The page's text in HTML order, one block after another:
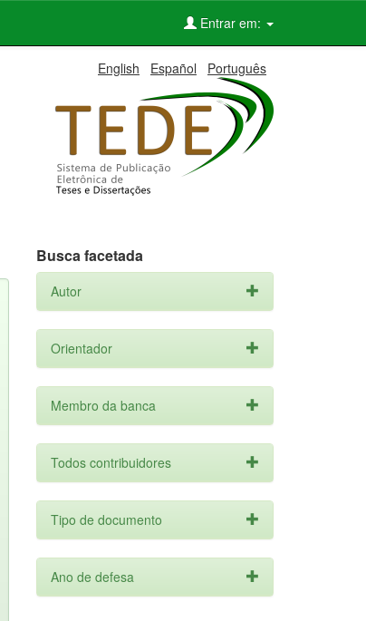
Entrar em:
English Español Português
Busca facetada
Autor
Orientador
Membro da banca
Todos contribuidores
Tipo de documento
Ano de defesa